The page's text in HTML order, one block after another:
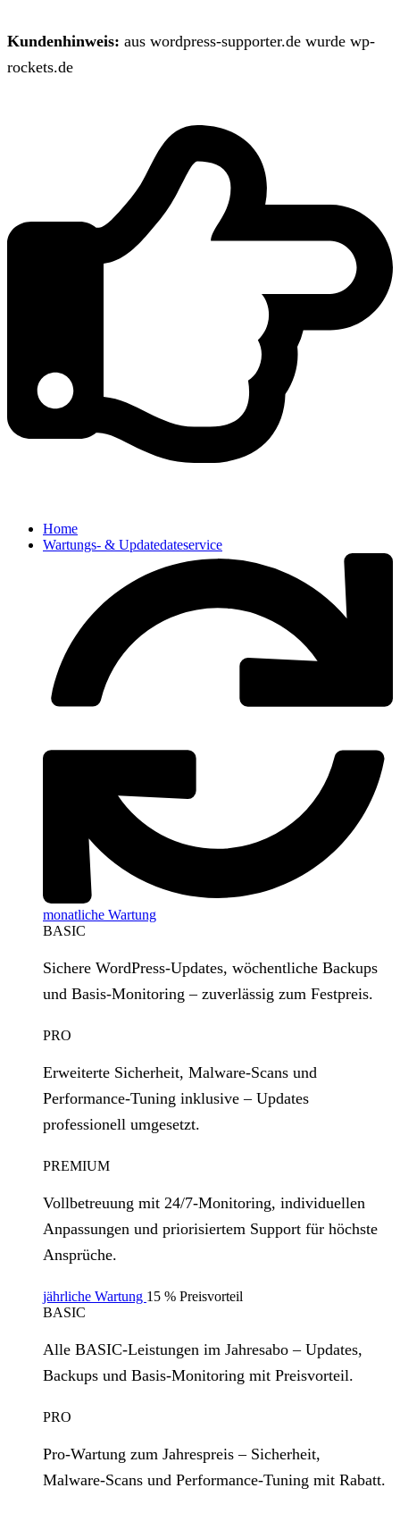
Kundenhinweis: aus wordpress-supporter.de wurde wp-
rockets.de
Home
Wartungs- & Updatedateservice
monatliche Wartung
BASIC
Sichere WordPress‑Updates, wöchentliche Backups
und Basis‑Monitoring – zuverlässig zum Festpreis.
PRO
Erweiterte Sicherheit, Malware‑Scans und
Performance‑Tuning inklusive – Updates
professionell umgesetzt.
PREMIUM
Vollbetreuung mit 24/7‑Monitoring, individuellen
Anpassungen und priorisiertem Support für höchste
Ansprüche.
jährliche Wartung 15 % Preisvorteil
BASIC
Alle BASIC‑Leistungen im Jahresabo – Updates,
Backups und Basis‑Monitoring mit Preisvorteil.
PRO
Pro‑Wartung zum Jahrespreis – Sicherheit,
Malware‑Scans und Performance‑Tuning mit Rabatt.